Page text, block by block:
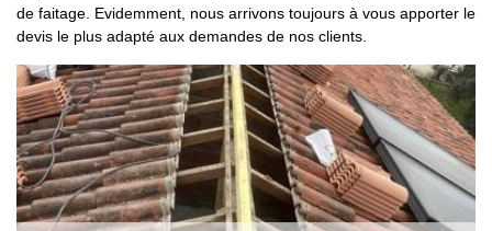
de faitage. Evidemment, nous arrivons toujours à vous apporter le
devis le plus adapté aux demandes de nos clients.